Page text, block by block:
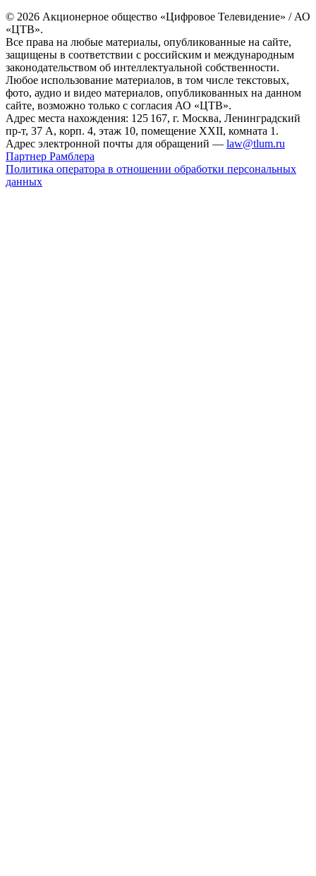
© 2026 Акционерное общество «Цифровое Телевидение» / АО
«ЦТВ».
Все права на любые материалы, опубликованные на сайте,
защищены в соответствии с российским и международным
законодательством об интеллектуальной собственности.
Любое использование материалов, в том числе текстовых,
фото, аудио и видео материалов, опубликованных на данном
сайте, возможно только с согласия АО «ЦТВ».
Адрес места нахождения: 125 167, г. Москва, Ленинградский
пр-т, 37 А, корп. 4, этаж 10, помещение XXII, комната 1.
Адрес электронной почты для обращений — law@tlum.ru
Партнер Рамблера
Политика оператора в отношении обработки персональных
данных